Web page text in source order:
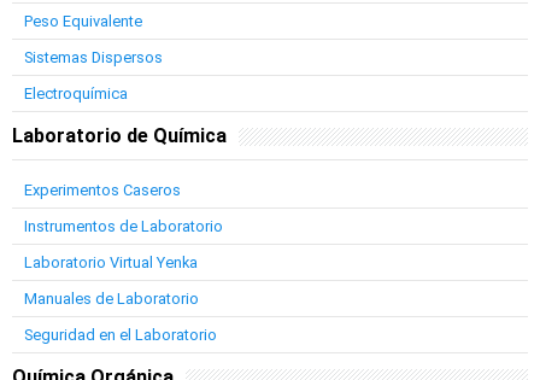
Peso Equivalente
Sistemas Dispersos
Electroquímica
Laboratorio de Química
Experimentos Caseros
Instrumentos de Laboratorio
Laboratorio Virtual Yenka
Manuales de Laboratorio
Seguridad en el Laboratorio